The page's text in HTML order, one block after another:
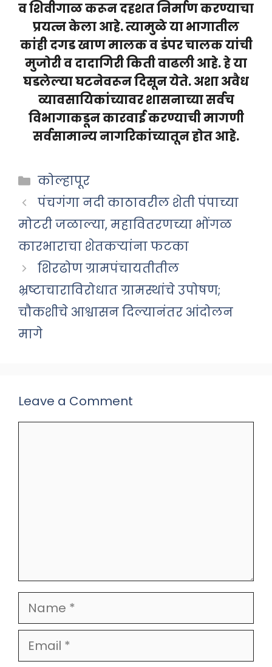
व शिवीगाळ करून दहशत निर्माण करण्याचा
प्रयत्न केला आहे. त्यामुळे या भागातील
कांही दगड खाण मालक व डंपर चालक यांची
मुजोरी व दादागिरी किती वाढली आहे. हे या
घडलेल्या घटनेवरून दिसून येते. अशा अवैध
व्यावसायिकांच्यावर शासनाच्या सर्वच
विभागाकडून कारवाई करण्याची मागणी
सर्वसामान्य नागरिकांच्यातून होत आहे.
Categories
कोल्हापूर
पंचगंगा नदी काठावरील शेती पंपाच्या
मोटरी जळाल्या, महावितरणच्या भोंगळ
कारभाराचा शेतकऱ्यांना फटका
शिरढोण ग्रामपंचायतीतील
भ्रष्टाचाराविरोधात ग्रामस्थांचे उपोषण;
चौकशीचे आश्वासन दिल्यानंतर आंदोलन
मागे
Leave a Comment
Name
Email